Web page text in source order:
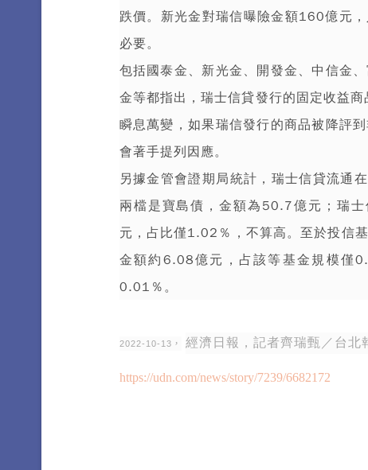
跌價。新光金對瑞信曝險金額160億元
必要。
包括國泰金、新光金、開發金、中信金
金等都指出，瑞士信貸發行的固定收益
瞬息萬變，如果瑞信發行的商品被降評
會著手提列因應。
另據金管會證期局統計，瑞士信貸流通
兩檔是寶島債，金額為50.7億元；瑞
元，占比僅1.02％，不算高。至於投信
金額約6.08億元，占該等基金規模僅
0.01％。
2022-10-13， 經濟日報，記者齊瑞甄／台北
https://udn.com/news/story/7239/6682172